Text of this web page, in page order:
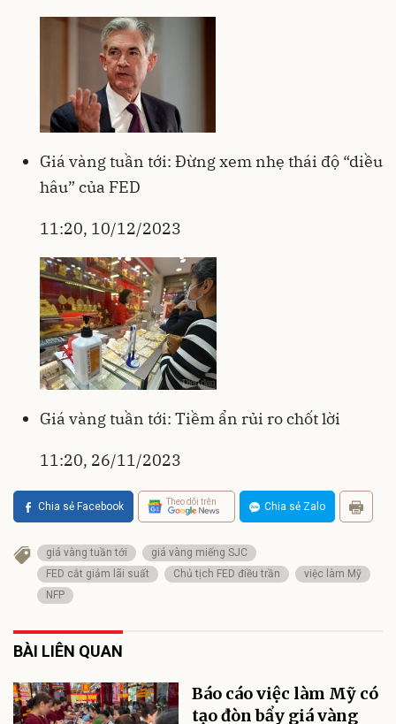
Giá vàng tuần tới: Đừng xem nhẹ thái độ “diều
hâu” của FED
11:20, 10/12/2023
Giá vàng tuần tới: Tiềm ẩn rủi ro chốt lời
11:20, 26/11/2023
Chia sẻ Facebook Theo dõi trên Chia sẻ Zalo
giá vàng tuần tới
giá vàng miếng SJC
FED cắt giảm lãi suất
Chủ tịch FED điều trần
việc làm Mỹ
NFP
BÀI LIÊN QUAN
Báo cáo việc làm Mỹ có
tạo đòn bẩy giá vàng